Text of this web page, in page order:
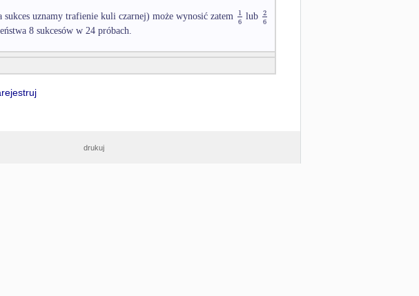
uznamy trafienie kuli czarnej) może wynosić zatem 1
6 lub 2
6
8 sukcesów w 24 próbach.
drukuj